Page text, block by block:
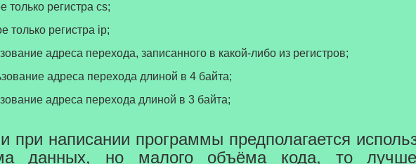
только регистра cs;
только регистра ip;
адреса перехода, записанного в какой-либо из регистров;
адреса перехода длиной в 4 байта;
адреса перехода длиной в 3 байта;
написании программы предполагается
данных, но малого объёма кода, то